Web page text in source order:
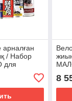
арналған
/ Набор
для
8